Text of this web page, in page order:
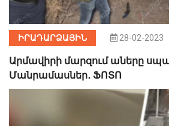
ԻՐԱԴԱՐՁԱՅԻՆ 28-02-2023
Արմավիրի մարզում աները
Մանրամասներ․ ՖՈՏՈ